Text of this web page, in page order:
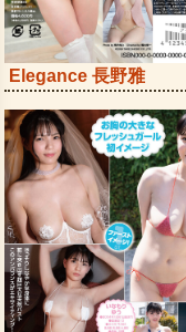
Elegance 長野雅